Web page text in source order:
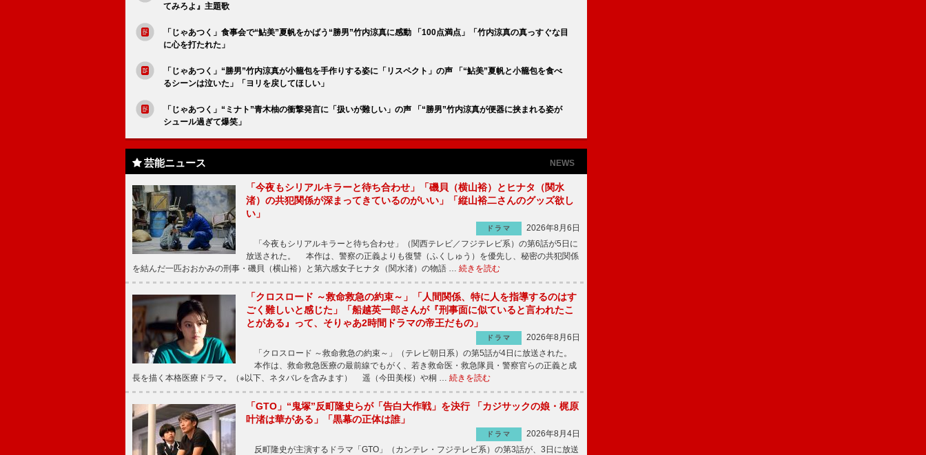
てみろよ』主題歌
「じゃあつく」食事会で“鮎美”夏帆をかばう“勝男”竹内涼真に感動 「100点満点」「竹内涼真の真っすぐな目
に心を打たれた」
「じゃあつく」“勝男”竹内涼真が小籠包を手作りする姿に「リスペクト」の声 「“鮎美”夏帆と小籠包を食べ
るシーンは泣いた」「ヨリを戻してほしい」
「じゃあつく」“ミナト”青木柚の衝撃発言に「扱いが難しい」の声 「“勝男”竹内涼真が便器に挟まれる姿が
シュール過ぎて爆笑」
芸能ニュース NEWS
「今夜もシリアルキラーと待ち合わせ」「磯貝（横山裕）とヒナタ（関水
渚）の共犯関係が深まってきているのがいい」「縦山裕二さんのグッズ欲し
い」
ドラマ
2026年8月6日
「今夜もシリアルキラーと待ち合わせ」（関西テレビ／フジテレビ系）の第6話が5日に
放送された。 本作は、警察の正義よりも復讐（ふくしゅう）を優先し、秘密の共犯関係
を結んだ一匹おおかみの刑事・磯貝（横山裕）と第六感女子ヒナタ（関水渚）の物語 … 続きを読む
「クロスロード ～救命救急の約束～」「人間関係、特に人を指導するのはす
ごく難しいと感じた」「船越英一郎さんが『刑事面に似ていると言われたこ
とがある』って、そりゃあ2時間ドラマの帝王だもの」
ドラマ
2026年8月6日
「クロスロード ～救命救急の約束～」（テレビ朝日系）の第5話が4日に放送された。
本作は、救命救急医療の最前線でもがく、若き救命医・救急隊員・警察官らの正義と成
長を描く本格医療ドラマ。（※以下、ネタバレを含みます） 遥（今田美桜）や桐 … 続きを読む
「GTO」“鬼塚”反町隆史らが「告白大作戦」を決行 「カジサックの娘・梶原
叶渚は華がある」「黒幕の正体は誰」
ドラマ
2026年8月4日
反町隆史が主演するドラマ「GTO」（カンテレ・フジテレビ系）の第3話が、3日に放送